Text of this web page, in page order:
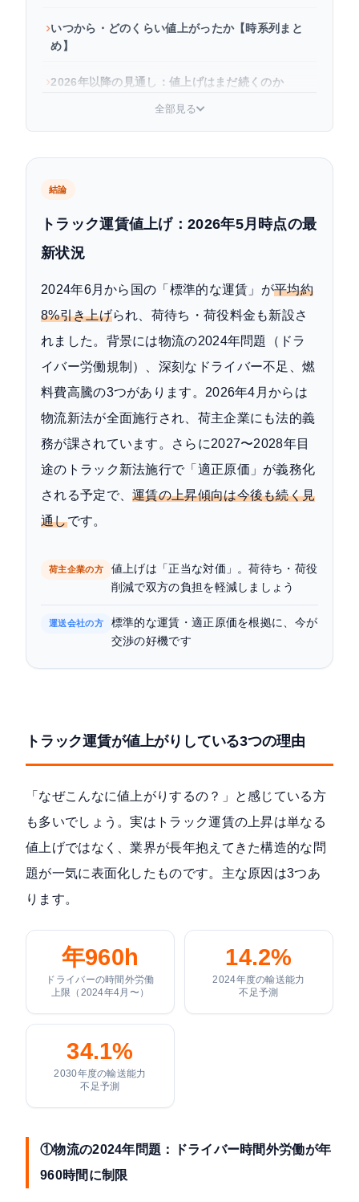
いつから・どのくらい値上がったか【時系列まと
め】
2026年以降の見通し：値上げはまだ続くのか
荷主企業はどう対応すべきか？コスト増を抑える
対策
まとめ
全部見る
結論
トラック運賃値上げ：2026年5月時点の最
新状況
2024年6月から国の「標準的な運賃」が平均約
8%引き上げられ、荷待ち・荷役料金も新設さ
れました。背景には物流の2024年問題（ドラ
イバー労働規制）、深刻なドライバー不足、燃
料費高騰の3つがあります。2026年4月からは
物流新法が全面施行され、荷主企業にも法的義
務が課されています。さらに2027〜2028年目
途のトラック新法施行で「適正原価」が義務化
される予定で、運賃の上昇傾向は今後も続く見
通しです。
荷主企業の方
値上げは「正当な対価」。荷待ち・荷役
削減で双方の負担を軽減しましょう
運送会社の方
標準的な運賃・適正原価を根拠に、今が
交渉の好機です
トラック運賃が値上がりしている3つの理由
「なぜこんなに値上がりするの？」と感じている方
も多いでしょう。実はトラック運賃の上昇は単なる
値上げではなく、業界が長年抱えてきた構造的な問
題が一気に表面化したものです。主な原因は3つあ
ります。
年960h
ドライバーの時間外労働
上限（2024年4月〜）
14.2%
2024年度の輸送能力
不足予測
34.1%
2030年度の輸送能力
不足予測
①物流の2024年問題：ドライバー時間外労働が年
960時間に制限